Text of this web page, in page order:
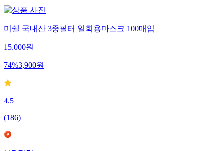
미쉘 국내산 3중필터 일회용마스크 100매입
15,000원
74%3,900원
4.5
(186)